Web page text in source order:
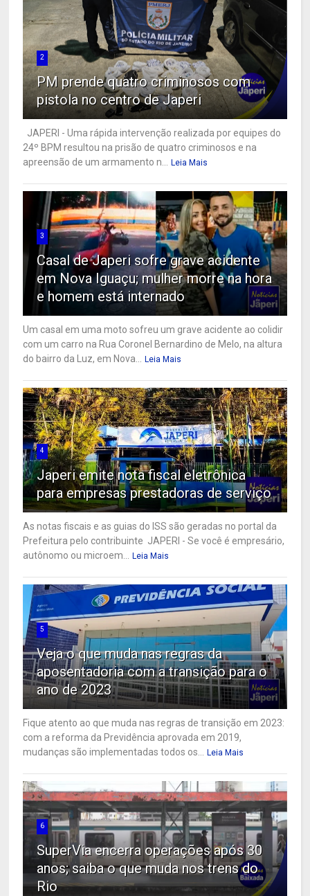
2
PM prende quatro criminosos com
pistola no centro de Japeri
JAPERI - Uma rápida intervenção realizada por equipes do
24º BPM resultou na prisão de quatro criminosos e na
apreensão de um armamento n...
Leia Mais
3
Casal de Japeri sofre grave acidente
em Nova Iguaçu; mulher morre na hora
e homem está internado
Um casal em uma moto sofreu um grave acidente ao colidir
com um carro na Rua Coronel Bernardino de Melo, na altura
do bairro da Luz, em Nova...
Leia Mais
4
Japeri emite nota fiscal eletrônica
para empresas prestadoras de serviço
As notas fiscais e as guias do ISS são geradas no portal da
Prefeitura pelo contribuinte JAPERI - Se você é empresário,
autônomo ou microem...
Leia Mais
5
Veja o que muda nas regras da
aposentadoria com a transição para o
ano de 2023
Fique atento ao que muda nas regras de transição em 2023:
com a reforma da Previdência aprovada em 2019,
mudanças são implementadas todos os...
Leia Mais
6
SuperVia encerra operações após 30
anos; saiba o que muda nos trens do
Rio